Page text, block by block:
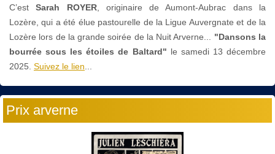
C’estSarah ROYER, originaire de Aumont-Aubrac dans la
Lozère, qui a été élue pastourelle de la Ligue Auvergnate et de la
Lozère lors de la grande soirée de la Nuit Arverne... "Dansons la
bourrée sous les étoiles de Baltard" le samedi 13 décembre
2025. Suivez le lien...
Prix arverne